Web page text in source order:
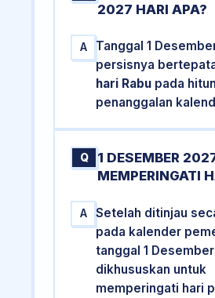
2027 HARI APA?
A
Tanggal 1
persisnya
hari Rabu pada
penanggalan
Q
1 DESEMBER
MEMPERINGATI
A
Setelah ditinjau
pada kalender
tanggal 1
dikhususkan untuk
memperingati hari